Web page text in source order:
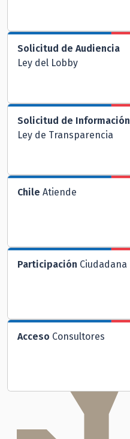
Solicitud de Audiencia
Ley del Lobby
Solicitud de Información
Ley de Transparencia
Chile Atiende
Participación Ciudadana
Acceso Consultores